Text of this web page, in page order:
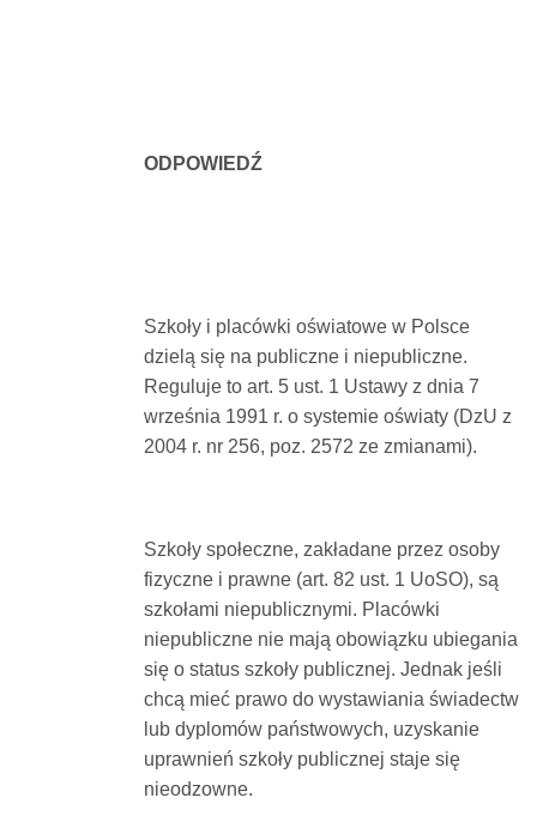
ODPOWIEDŹ
Szkoły i placówki oświatowe w Polsce
dzielą się na publiczne i niepubliczne.
Reguluje to art. 5 ust. 1 Ustawy z dnia 7
września 1991 r. o systemie oświaty (DzU z
2004 r. nr 256, poz. 2572 ze zmianami).
Szkoły społeczne, zakładane przez osoby
fizyczne i prawne (art. 82 ust. 1 UoSO), są
szkołami niepublicznymi. Placówki
niepubliczne nie mają obowiązku ubiegania
się o status szkoły publicznej. Jednak jeśli
chcą mieć prawo do wystawiania świadectw
lub dyplomów państwowych, uzyskanie
uprawnień szkoły publicznej staje się
nieodzowne.